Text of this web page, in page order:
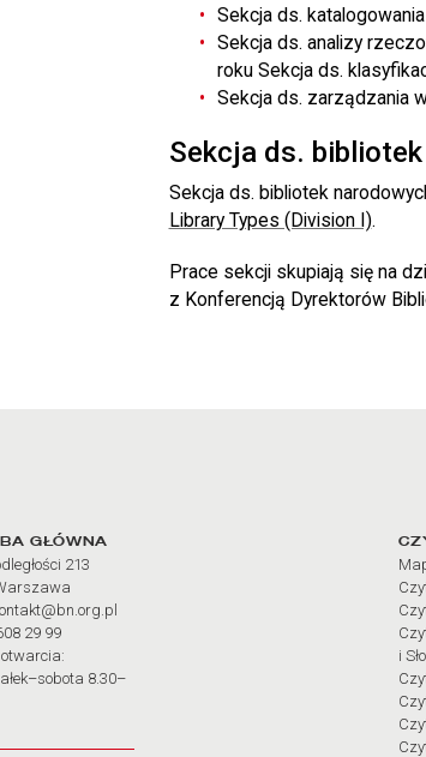
Sekcja ds.
Sekcja ds. analizy
roku Sekcja ds.
Sekcja ds. zarządzania
Sekcja ds.
Sekcja ds. bibliotek
Library Types (Division I).
Prace sekcji skupiają się na
z Konferencją Dyrektorów
oraz godziny
GŁÓWNA
213
29 99
8.30–
i